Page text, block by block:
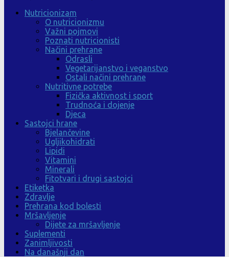
Nutricionizam
O nutricionizmu
Važni pojmovi
Poznati nutricionisti
Načini prehrane
Odrasli
Vegetarijanstvo i veganstvo
Ostali načini prehrane
Nutritivne potrebe
Fizička aktivnost i sport
Trudnoća i dojenje
Djeca
Sastojci hrane
Bjelančevine
Ugljikohidrati
Lipidi
Vitamini
Minerali
Fitotvari i drugi sastojci
Etiketka
Zdravlje
Prehrana kod bolesti
Mršavljenje
Dijete za mršavljenje
Suplementi
Zanimljivosti
Na današnji dan